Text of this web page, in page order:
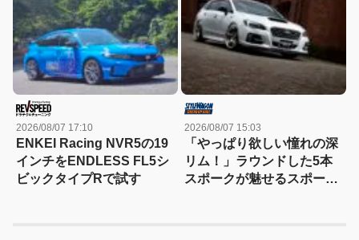
2026/08/07 17:10
ENKEI Racing NVR5の19
インチをENDLESS FL5シ
ビックタイプRで試す
2026/08/07 15:03
「やっぱり欲しい憧れの深
リム！」ラウンドした5本
スポークが魅せるスポーツ